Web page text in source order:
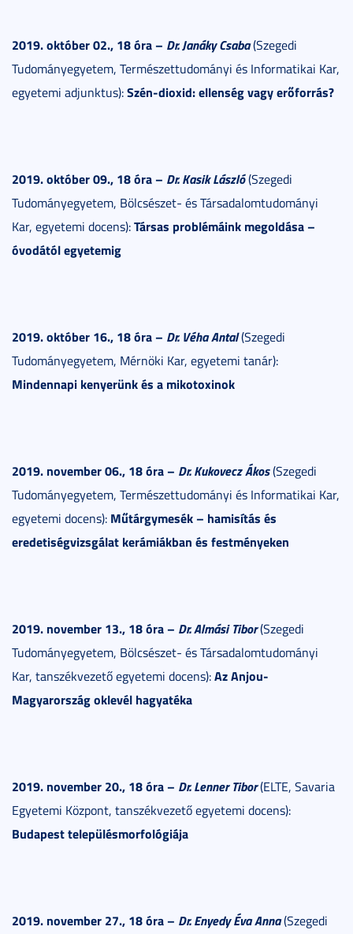
2019. október 02., 18 óra – Dr. Janáky Csaba(Szegedi
Tudományegyetem, Természettudományi és Informatikai Kar,
egyetemi adjunktus):Szén-dioxid: ellenség vagy erőforrás?
2019. október 09., 18 óra – Dr. Kasik László(Szegedi
Tudományegyetem, Bölcsészet- és Társadalomtudományi
Kar, egyetemi docens):Társas problémáink megoldása –
óvodától egyetemig
2019. október 16., 18 óra – Dr. Véha Antal(Szegedi
Tudományegyetem, Mérnöki Kar, egyetemi tanár):
Mindennapi kenyerünk és a mikotoxinok
2019. november 06., 18 óra – Dr. Kukovecz Ákos(Szegedi
Tudományegyetem, Természettudományi és Informatikai Kar,
egyetemi docens): Műtárgymesék – hamisítás és
eredetiségvizsgálat kerámiákban és festményeken
2019. november 13., 18 óra – Dr. Almási Tibor(Szegedi
Tudományegyetem, Bölcsészet- és Társadalomtudományi
Kar, tanszékvezető egyetemi docens):Az Anjou-
Magyarország oklevél hagyatéka
2019. november 20., 18 óra – Dr. Lenner Tibor(ELTE, Savaria
Egyetemi Központ, tanszékvezető egyetemi docens):
Budapest településmorfológiája
2019. november 27., 18 óra – Dr. Enyedy Éva Anna(Szegedi